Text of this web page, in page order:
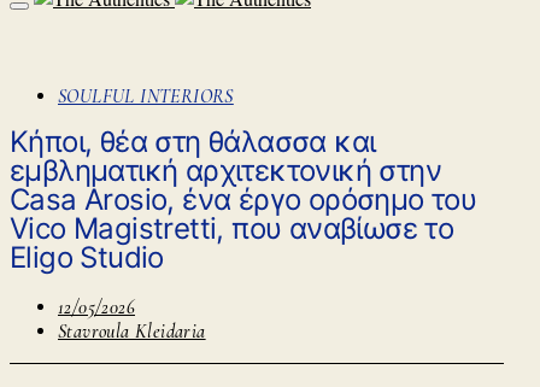
SOULFUL INTERIORS
Κήποι, θέα στη θάλασσα και
εμβληματική αρχιτεκτονική στην
Casa Arosio, ένα έργο ορόσημο του
Vico Magistretti, που αναβίωσε το
Eligo Studio
12/05/2026
Stavroula Kleidaria